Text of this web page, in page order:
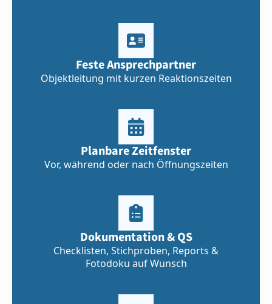
Feste Ansprechpartner
Objektleitung mit kurzen Reaktionszeiten
Planbare Zeitfenster
Vor, während oder nach Öffnungszeiten
Dokumentation & QS
Checklisten, Stichproben, Reports &
Fotodoku auf Wunsch